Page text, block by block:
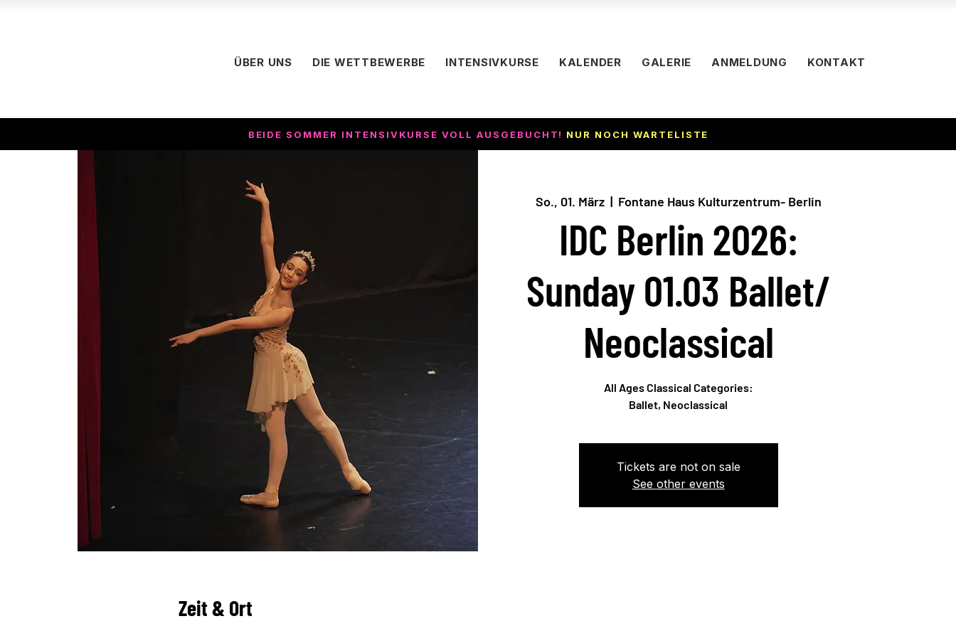
ÜBER UNS DIE WETTBEWERBE INTENSIVKURSE KALENDER GALERIE ANMELDUNG KONTAKT
BEIDE SOMMER INTENSIVKURSE VOLL AUSGEBUCHT! NUR NOCH WARTELISTE
So., 01. März
  |
Fontane Haus Kulturzentrum- Berlin
IDC Berlin 2026:
Sunday 01.03 Ballet/
Neoclassical
All Ages Classical Categories:
Tickets are not on sale
See other events
Zeit & Ort